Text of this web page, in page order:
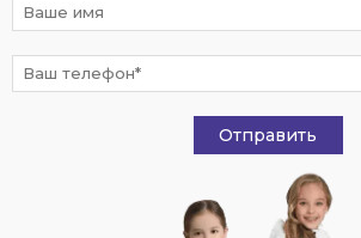
Отправить